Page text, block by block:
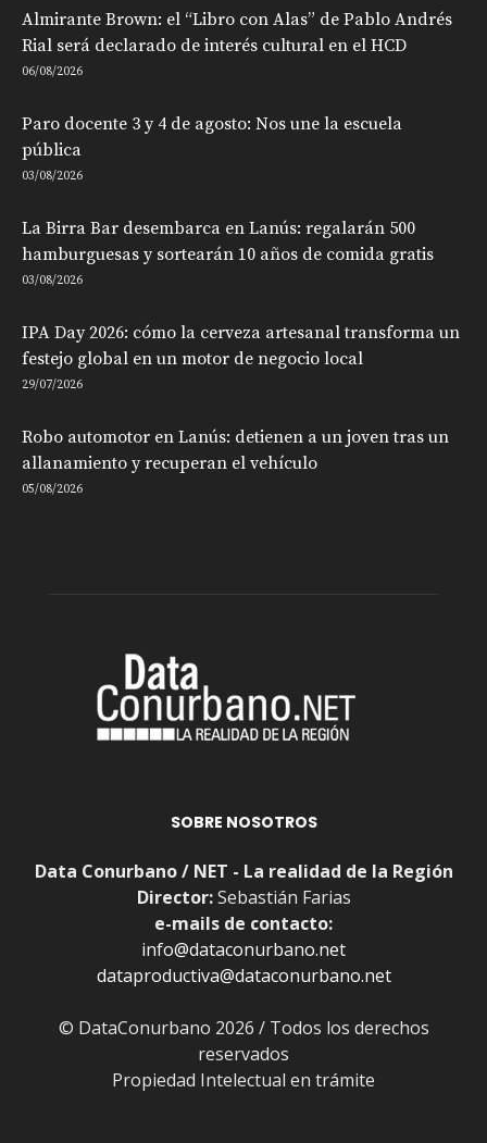
Almirante Brown: el “Libro con Alas” de Pablo Andrés
Rial será declarado de interés cultural en el HCD
06/08/2026
Paro docente 3 y 4 de agosto: Nos une la escuela
pública
03/08/2026
La Birra Bar desembarca en Lanús: regalarán 500
hamburguesas y sortearán 10 años de comida gratis
03/08/2026
IPA Day 2026: cómo la cerveza artesanal transforma un
festejo global en un motor de negocio local
29/07/2026
Robo automotor en Lanús: detienen a un joven tras un
allanamiento y recuperan el vehículo
05/08/2026
SOBRE NOSOTROS
Data Conurbano / NET - La realidad de la Región
Director:Sebastián Farias
e-mails de contacto:
info@dataconurbano.net
dataproductiva@dataconurbano.net
© DataConurbano 2026 / Todos los derechos
reservados
Propiedad Intelectual en trámite